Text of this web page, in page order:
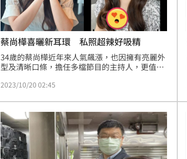
蔡尚樺喜曬新耳環 私照超辣好吸精
34歲的蔡尚樺近年來人氣飆漲，也因擁有亮麗外
型及清晰口條，擔任多檔節目的主持人，更值得
不經意地驚豔網友。蔡尚樺昨（19）日於IG曬出
都只看到她的事業線，更開玩笑問「哪裡有耳
環」。宋亭誼報導
2023/10/20 02:45